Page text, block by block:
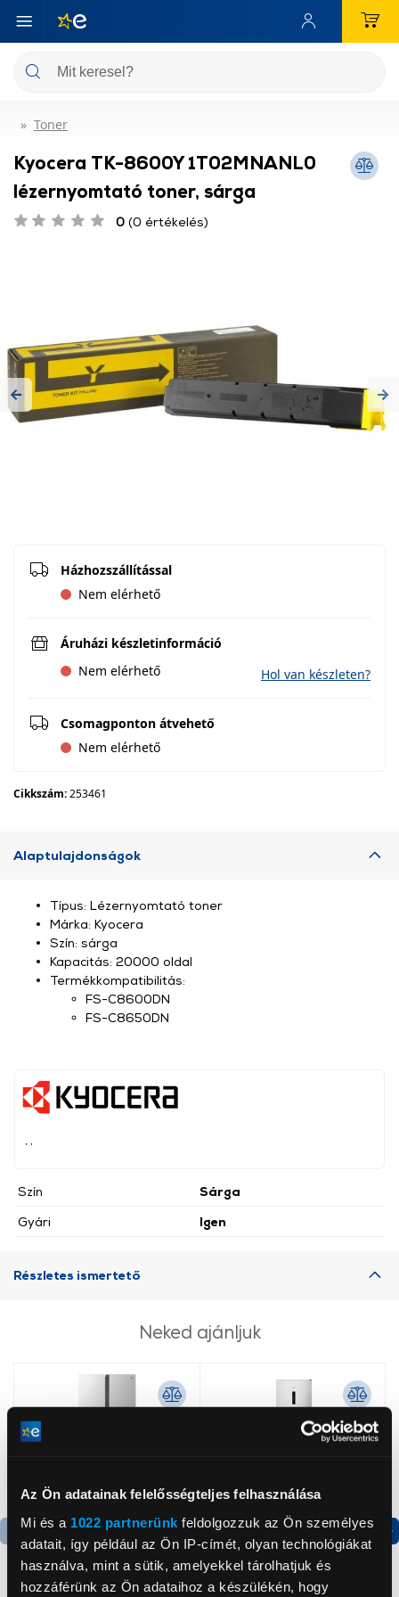
Az Ön adatainak felelősségteljes felhasználása
Mi és a 1022 partnerünk feldolgozzuk az Ön személyes
adatait, így például az Ön IP-címét, olyan technológiákat
használva, mint a sütik, amelyekkel tárolhatjuk és
hozzáférünk az Ön adataihoz a készülékén, hogy
Toner
Kyocera TK-8600Y 1T02MNANL0
lézernyomtató toner, sárga
0 (0 értékelés)
Previous
Házhozszállítással
Nem elérhető
Áruházi készletinformáció
Nem elérhető
Hol van készleten?
Csomagponton átvehető
Nem elérhető
Cikkszám:253461
Alaptulajdonságok
Szín
Sárga
Gyári
Igen
Típus: Lézernyomtató toner
Márka: Kyocera
Szín: sárga
Kapacitás: 20000 oldal
Termékkompatibilitás:
FS-C8600DN
FS-C8650DN
Részletes ismertető
Neked ajánljuk
Termék adatlap